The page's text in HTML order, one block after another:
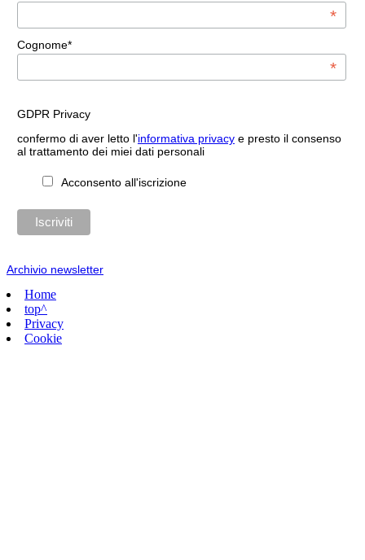
*
Cognome*
*
GDPR Privacy
confermo di aver letto l'informativa privacye presto il consenso
al trattamento dei miei dati personali
Acconsento all'iscrizione
Archivio newsletter
Home
top^
Privacy
Cookie